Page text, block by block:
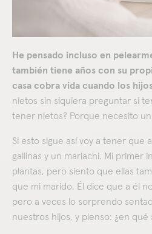
He pensado incluso en
también tiene años con su
casa cobra vida cuando los
nietos sin siquiera preguntar si
tener nietos? Porque necesito
Si esto sigue así voy a tener que
gallinas y un mariachi. Mi primer
plantas, pero siento que ellas
que mi marido. Él dice que a él
pero a veces lo sorprendo
nuestros hijos, y pienso: ¿en qué